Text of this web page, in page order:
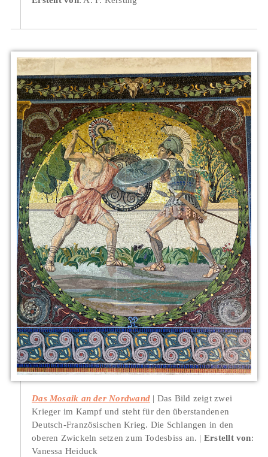
Das Mosaik an der Nordwand
Das Bild zeigt zwei
Krieger im Kampf und steht für den überstandenen
Deutsch-Französischen Krieg. Die Schlangen in den
oberen Zwickeln setzen zum Todesbiss an.
Erstellt von:
Vanessa Heiduck